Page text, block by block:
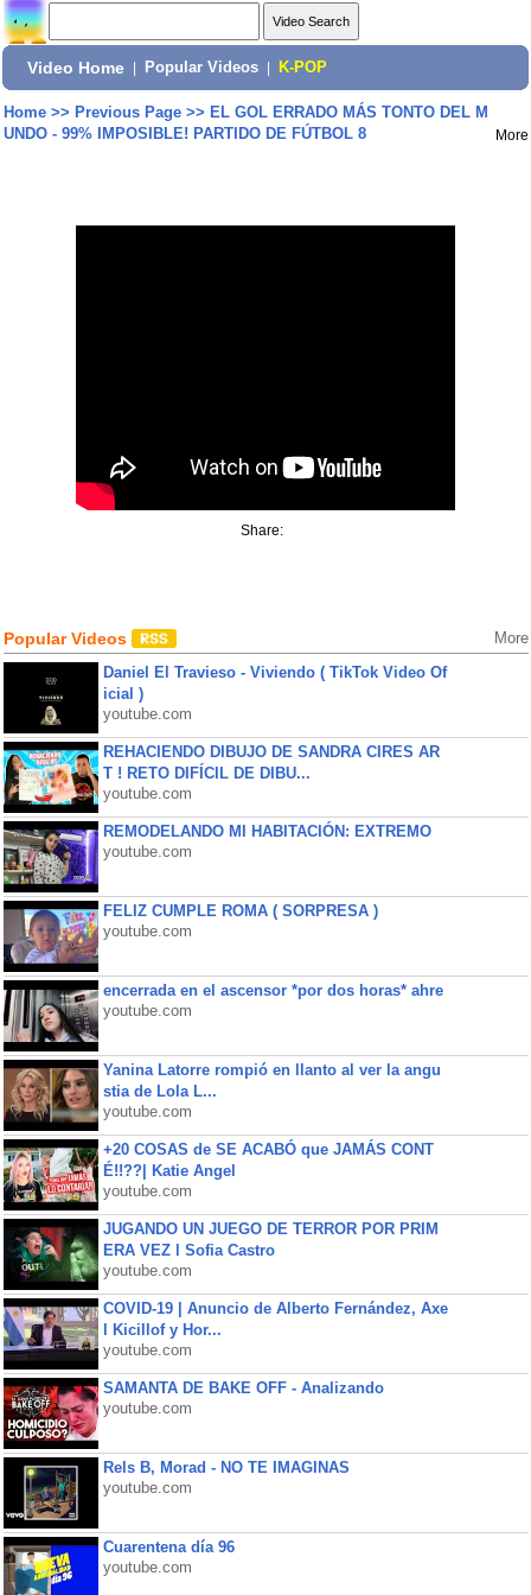
Video Home Popular Videos K-POP
Home>> Previous Page>> EL GOL ERRADO MÁS TONTO DEL M
UNDO - 99% IMPOSIBLE! PARTIDO DE FÚTBOL 8
More
Share:
Popular Videos More
Daniel El Travieso - Viviendo ( TikTok Video Of
icial )
youtube.com
REHACIENDO DIBUJO DE SANDRA CIRES AR
T ! RETO DIFÍCIL DE DIBU...
youtube.com
REMODELANDO MI HABITACIÓN: EXTREMO
youtube.com
FELIZ CUMPLE ROMA ( SORPRESA )
youtube.com
encerrada en el ascensor *por dos horas* ahre
youtube.com
Yanina Latorre rompió en llanto al ver la angu
stia de Lola L...
youtube.com
+20 COSAS de SE ACABÓ que JAMÁS CONT
É!!??| Katie Angel
youtube.com
JUGANDO UN JUEGO DE TERROR POR PRIM
ERA VEZ l Sofia Castro
youtube.com
COVID-19 | Anuncio de Alberto Fernández, Axe
l Kicillof y Hor...
youtube.com
SAMANTA DE BAKE OFF - Analizando
youtube.com
Rels B, Morad - NO TE IMAGINAS
youtube.com
Cuarentena día 96
youtube.com